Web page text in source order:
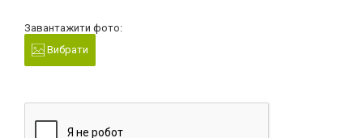
Завантажити фото:
Вибрати